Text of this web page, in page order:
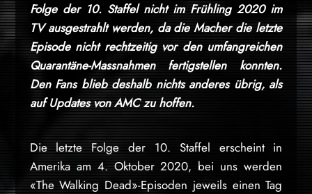
Folge der 10. Staffel nicht im Frühling 2020 im
TV ausgestrahlt werden, da die Macher die letzte
Episode nicht rechtzeitig vor den umfangreichen
Quarantäne-Massnahmen fertigstellen konnten.
Den Fans blieb deshalb nichts anderes übrig, als
auf Updates von AMC zu hoffen.
Die letzte Folge der 10. Staffel erscheint in
Amerika am 4. Oktober 2020, bei uns werden
«The Walking Dead»-Episoden jeweils einen Tag